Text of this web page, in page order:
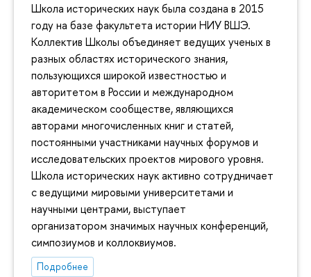
Школа исторических наук была создана в 2015
году на базе факультета истории НИУ ВШЭ.
Коллектив Школы объединяет ведущих ученых в
разных областях исторического знания,
пользующихся широкой известностью и
авторитетом в России и международном
академическом сообществе, являющихся
авторами многочисленных книг и статей,
постоянными участниками научных форумов и
исследовательских проектов мирового уровня.
Школа исторических наук активно сотрудничает
с ведущими мировыми университетами и
научными центрами, выступает
организатором значимых научных конференций,
симпозиумов и коллоквиумов.
Подробнее